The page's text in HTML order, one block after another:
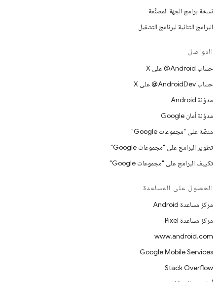
نسخة برامج الجهة المصنِّعة
البرامج الثنائية لبرنامج التشغيل
التواصل
حساب ‎@Android على X
حساب ‎@AndroidDev على X
مدوّنة Android
مدوّنة أمان Google
منصّة على "مجموعات Google"
تطوير البرامج على "مجموعات Google"
تكييف البرامج على "مجموعات Google"
الحصول على المساعدة
مركز مساعدة Android
مركز مساعدة Pixel
www.android.com
Google Mobile Services
Stack Overflow